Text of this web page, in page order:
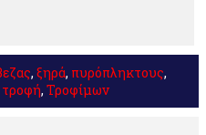
, ξηρά, πυρόπληκτους,
τροφή, Τροφίμων